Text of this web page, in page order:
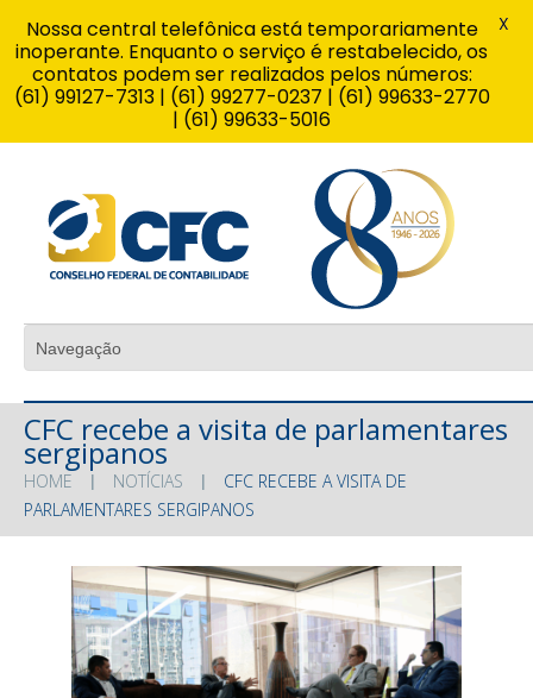
CFC recebe a visita de parlamentares
sergipanos
HOME NOTÍCIAS
CFC RECEBE A VISITA DE
PARLAMENTARES SERGIPANOS
Nossa central telefônica está temporariamente
inoperante. Enquanto o serviço é restabelecido, os
contatos podem ser realizados pelos números:
(61) 99127-7313 | (61) 99277-0237 | (61) 99633-2770
| (61) 99633-5016
X